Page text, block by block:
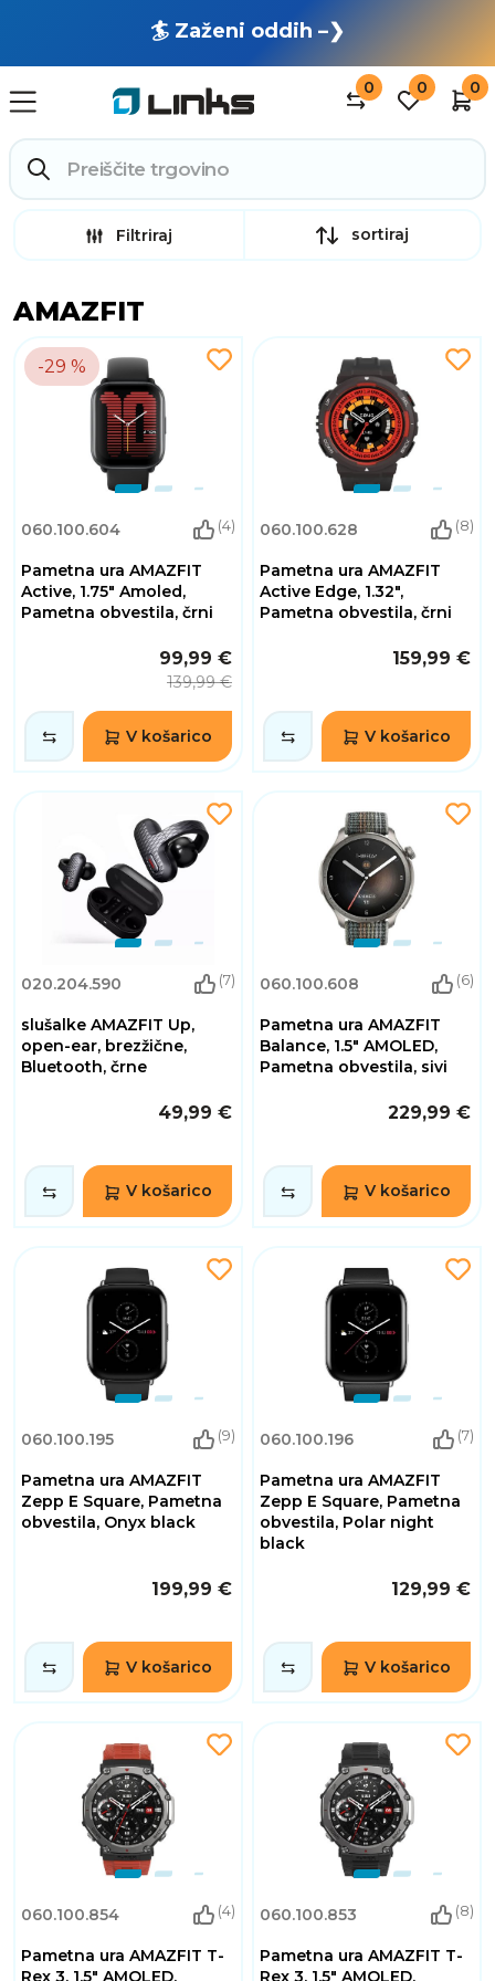
🏄 Zaženi oddih –❯
0 0 0
Filtriraj sortiraj
AMAZFIT
-29 %
060.100.604 (4)
Pametna ura AMAZFIT
Active, 1.75" Amoled,
Pametna obvestila, črni
99,99 €
139,99 €
V košarico
060.100.628 (8)
Pametna ura AMAZFIT
Active Edge, 1.32",
Pametna obvestila, črni
159,99 €
V košarico
020.204.590 (7)
slušalke AMAZFIT Up,
open-ear, brezžične,
Bluetooth, črne
49,99 €
V košarico
060.100.608 (6)
Pametna ura AMAZFIT
Balance, 1.5" AMOLED,
Pametna obvestila, sivi
229,99 €
V košarico
060.100.195 (9)
Pametna ura AMAZFIT
Zepp E Square, Pametna
obvestila, Onyx black
199,99 €
V košarico
060.100.196 (7)
Pametna ura AMAZFIT
Zepp E Square, Pametna
obvestila, Polar night
black
129,99 €
V košarico
060.100.854 (4)
Pametna ura AMAZFIT T-
Rex 3, 1.5" AMOLED,
060.100.853 (8)
Pametna ura AMAZFIT T-
Rex 3, 1.5" AMOLED,